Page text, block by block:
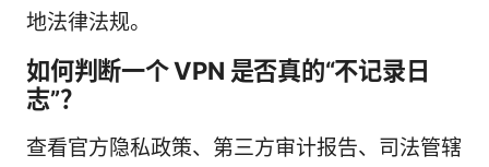
地法律法规。
如何判断一个 VPN 是否真的“不记录日
志”？
查看官方隐私政策、第三方审计报告、司法管辖